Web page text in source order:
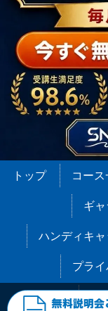
トップ コース
ギ
ハンディキ
プラ
特